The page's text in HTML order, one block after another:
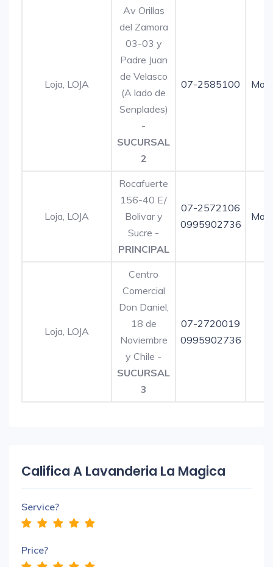
Loja, LOJA
Av Orillas
del Zamora
03-03 y
Padre Juan
de Velasco
(A lado de
Senplades)
-
SUCURSAL
2
07-2585100
Loja, LOJA
Rocafuerte
156-40 E/
Bolivar y
Sucre -
PRINCIPAL
07-2572106
0995902736
Loja, LOJA
Centro
Comercial
Don Daniel,
18 de
Noviembre
y Chile -
SUCURSAL
3
07-2720019
0995902736
Califica A Lavanderia La Magica
Service?
Price?